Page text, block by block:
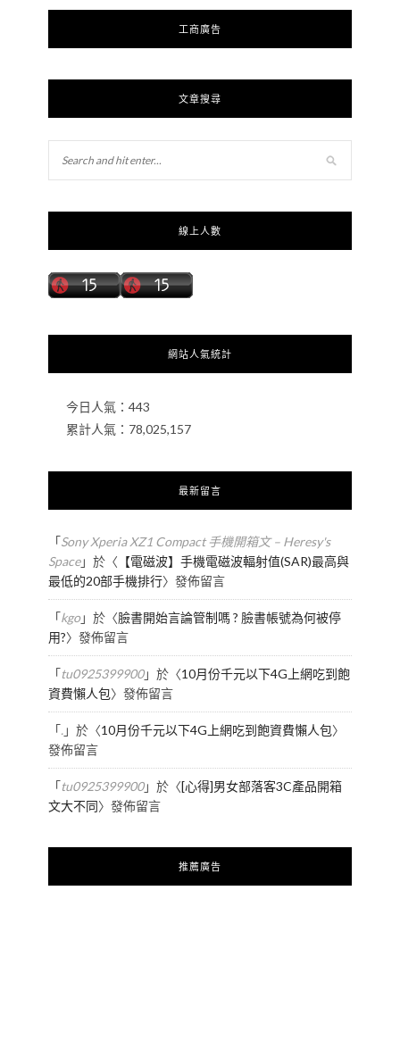
工商廣告
文章搜尋
線上人數
網站人氣統計
今日人氣： 443
累計人氣： 78,025,157
最新留言
「Sony Xperia XZ1 Compact 手機開箱文 – Heresy's
Space」於〈 【電磁波】手機電磁波輻射值(SAR)最高與
最低的20部手機排行〉發佈留言
「kgo」於〈臉書開始言論管制嗎 ? 臉書帳號為何被停
用?〉發佈留言
「tu0925399900」於〈10月份千元以下4G上網吃到飽
資費懶人包〉發佈留言
「.」於〈10月份千元以下4G上網吃到飽資費懶人包〉
發佈留言
「tu0925399900」於〈[心得]男女部落客3C產品開箱
文大不同〉發佈留言
推薦廣告